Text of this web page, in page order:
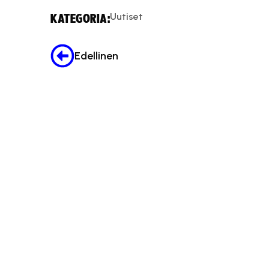
KATEGORIA:Uutiset
Edellinen